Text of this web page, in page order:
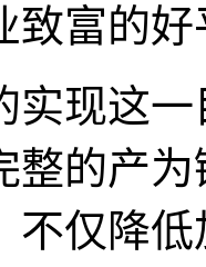
致富的好
现这一
整的产
不仅降